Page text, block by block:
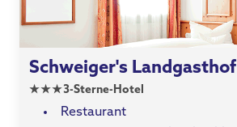
Schweiger's Landgasthof
★★★3-Sterne-Hotel
Restaurant